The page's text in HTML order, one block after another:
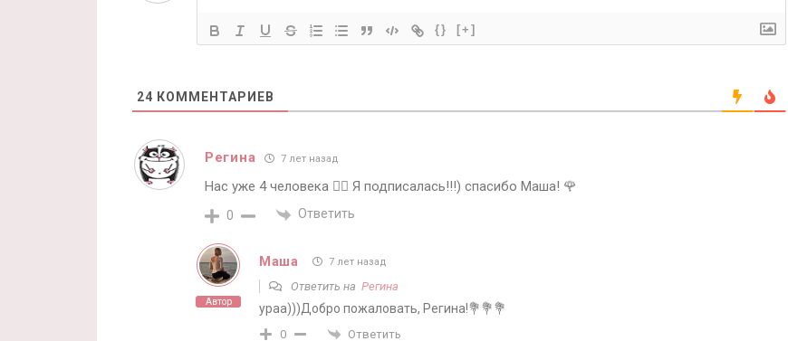
{} [+]
24 КОММЕНТАРИЕВ
Регина 7 лет назад
Нас уже 4 человека 👍🏽 Я подписалась!!!) спасибо Маша! 🌹
0 Ответить
Автор
Маша 7 лет назад
Ответить на Регина
ураа)))Добро пожаловать, Регина!💐💐💐
0 Ответить